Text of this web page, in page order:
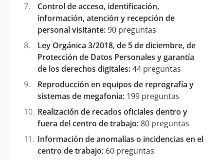
Control de acceso, identificación,
información, atención y recepción de
personal visitante:90 preguntas
Ley Orgánica 3/2018, de 5 de diciembre, de
Protección de Datos Personales y garantía
de los derechos digitales:44 preguntas
Reproducción en equipos de reprografía y
sistemas de megafonía: 199 preguntas
Realización de recados oficiales dentro y
fuera del centro de trabajo:80 preguntas
Información de anomalías o incidencias en el
centro de trabajo: 60 preguntas